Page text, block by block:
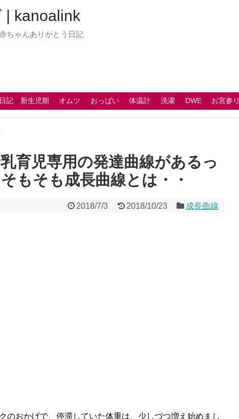
| kanoalink
ちゃんありがとう日記
記 新生児期 オムツ おっぱい 体温計 洗濯 DWE お宮参り
育児専用の発達曲線があるっ
もそも成長曲線とは・・
2018/7/3 2018/10/23 成長曲線
のおかげで、停滞していた体重は、少しづつ増え始めまし